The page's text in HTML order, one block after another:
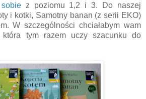
z poziomu 1,2 i 3. Do naszej
i kotki, Samotny banan (z serii EKO)
W szczególności chciałabym wam
tym razem uczy szacunku do